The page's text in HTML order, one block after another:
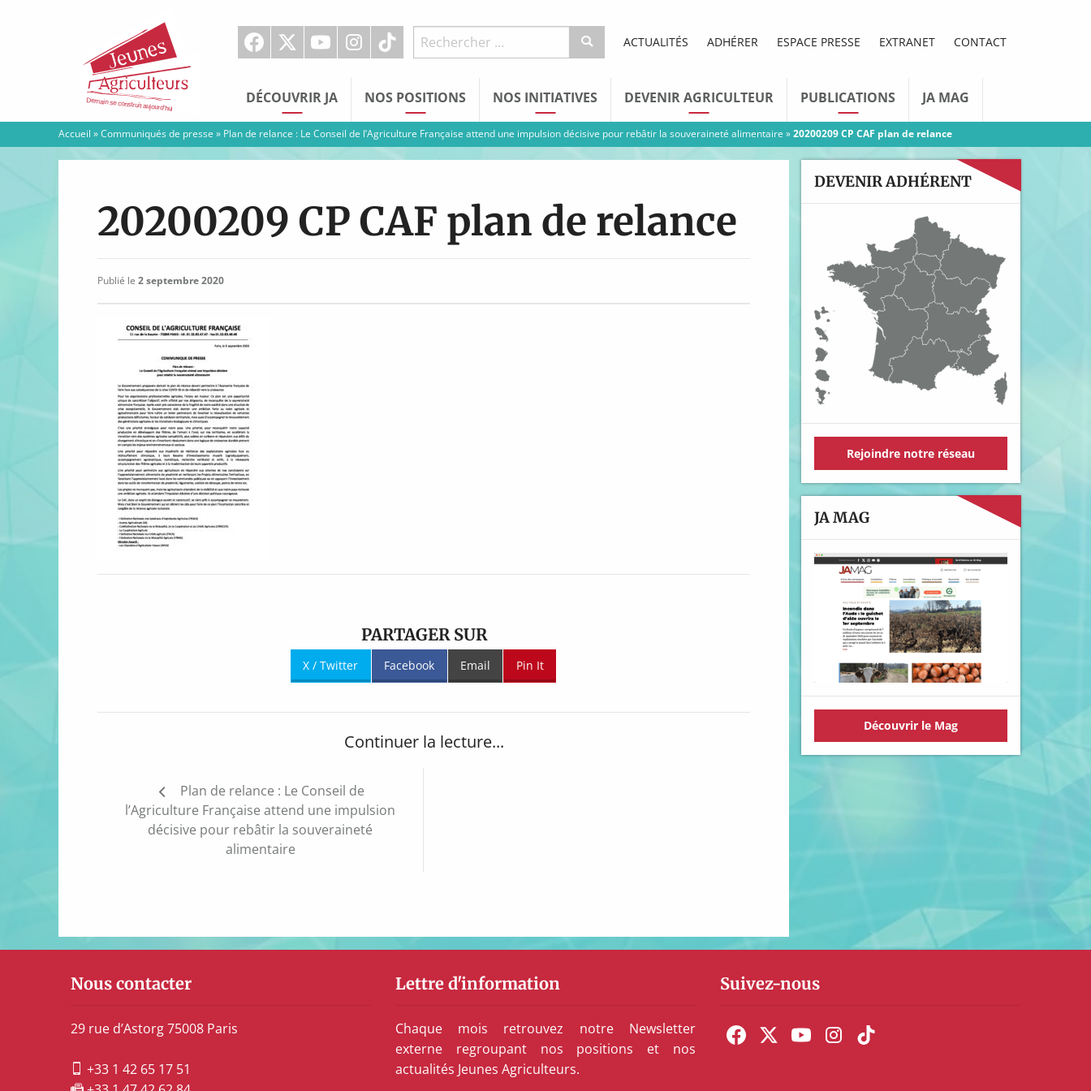
Agriculteurs
ACTUALITÉS ADHÉRER ESPACE PRESSE EXTRANET CONTACT
DÉCOUVRIR JA NOS POSITIONS NOS INITIATIVES DEVENIR AGRICULTEUR PUBLICATIONS JA MAG
Accueil »Communiqués de presse » Plan de relance : Le Conseil de l’Agriculture Française attend une impulsion décisive pour rebâtir la souveraineté alimentaire »20200209 CP CAF plan de relance
20200209 CP CAF plan de relance
Publié le 2 septembre 2020
PARTAGER SUR
X / Twitter Facebook Email Pin It
Continuer la lecture...
Navigation
l’article
Plan de relance : Le Conseil de
l’Agriculture Française attend une impulsion
décisive pour rebâtir la souveraineté
alimentaire
DEVENIR ADHÉRENT
Rejoindre notre réseau
JA MAG
Découvrir le Mag
Nous contacter
29 rue d’Astorg 75008 Paris
+33 1 42 65 17 51
Lettre d'information
Chaque mois retrouvez notre Newsletter
externe regroupant nos positions et nos
actualités Jeunes Agriculteurs.
Suivez-nous